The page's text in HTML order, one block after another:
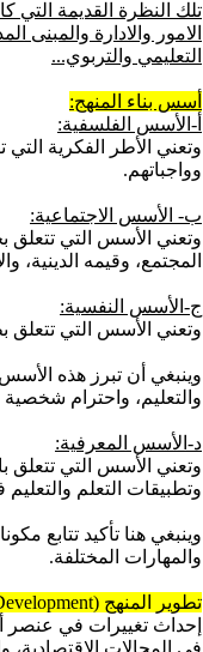
تلك النظرة القديمة
الامور والادارة
التعليمي والتربوي...
أسس بناء المنهج:
أ-الأسس الفلسفية:
وتعني الأطر الفكرية
وواجباتهم.
ب- الأسس الاجتماعية:
وتعني الأسس التي تتعلق
المجتمع، وقيمه الدينية،
ج-الأسس النفسية:
وتعني الأسس التي تتعلق
وينبغي أن تبرز هذه
والتعليم، واحترام شخصية
د-الأسس المعرفية:
وتعني الأسس التي تتعلق
وتطبيقات التعلم والتعليم
وينبغي هنا تأكيد تتابع
والمهارات المختلفة.
تطوير المنهج (Curriculam Development):
إحداث تغييرات في عنصر
في المجالات الاقتصادية،